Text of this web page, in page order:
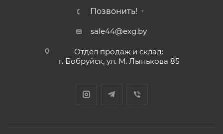
Позвонить!
sale44@exg.by
Отдел продаж и склад:
г. Бобруйск, ул. М. Лынькова 85